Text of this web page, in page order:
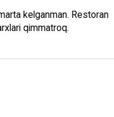
kelganman. Restoran
qimmatroq.